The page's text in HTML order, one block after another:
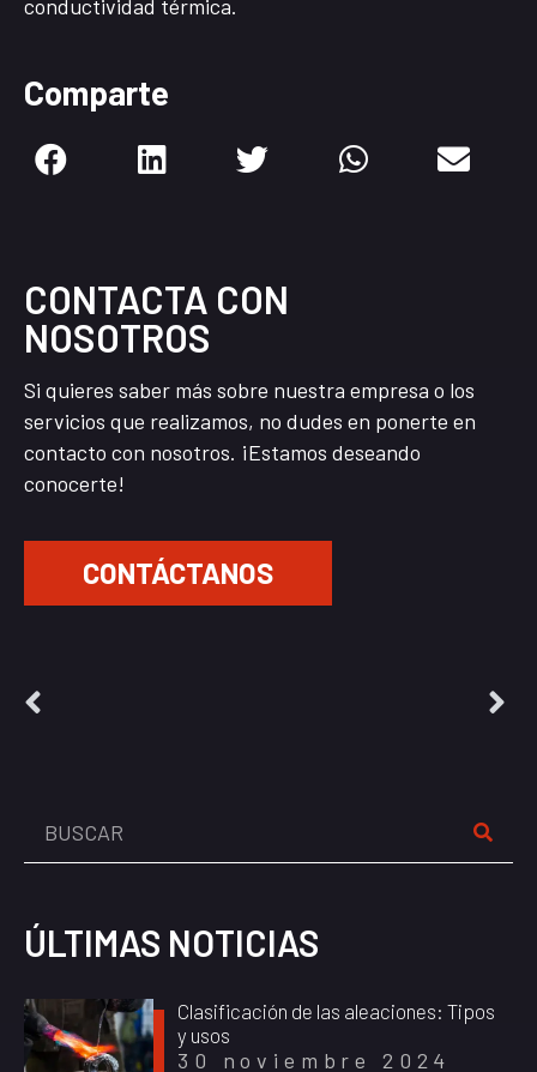
conductividad térmica.
Comparte
CONTACTA CON
NOSOTROS
Si quieres saber más sobre nuestra empresa o los
servicios que realizamos, no dudes en ponerte en
contacto con nosotros. ¡Estamos deseando
conocerte!
CONTÁCTANOS
ÚLTIMAS NOTICIAS
Clasificación de las aleaciones: Tipos
y usos
30 noviembre 2024